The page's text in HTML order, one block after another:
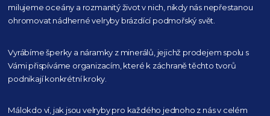
milujeme oceány a rozmanitý život v nich, nikdy nás nepřestanou
ohromovat nádherné velryby brázdící podmořský svět.
Vyrábíme šperky a náramky z minerálů, jejichž prodejem spolu s
Vámi přispíváme organizacím, které k záchraně těchto tvorů
podnikají konkrétní kroky.
Málokdo ví, jak jsou velryby pro každého jednoho z nás v celém